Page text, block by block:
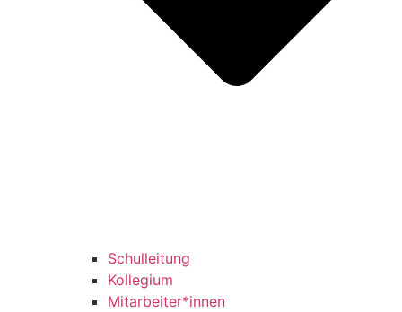
Schulleitung
Kollegium
Mitarbeiter*innen